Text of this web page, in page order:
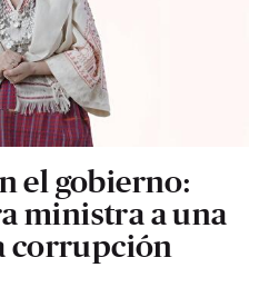
el gobierno:
ministra a una
corrupción